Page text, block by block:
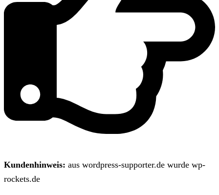
Kundenhinweis: aus wordpress-supporter.de wurde wp-
rockets.de